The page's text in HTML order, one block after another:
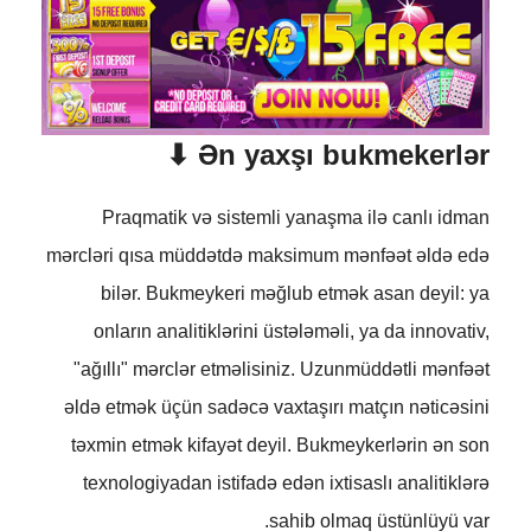
Ən yaxşı bukmekerlər ⬇
Praqmatik və sistemli yanaşma ilə canlı idman
mərcləri qısa müddətdə maksimum mənfəət əldə edə
bilər. Bukmeykeri məğlub etmək asan deyil: ya
onların analitiklərini üstələməli, ya da innovativ,
"ağıllı" mərclər etməlisiniz. Uzunmüddətli mənfəət
əldə etmək üçün sadəcə vaxtaşırı matçın nəticəsini
təxmin etmək kifayət deyil. Bukmeykerlərin ən son
texnologiyadan istifadə edən ixtisaslı analitiklərə
sahib olmaq üstünlüyü var.